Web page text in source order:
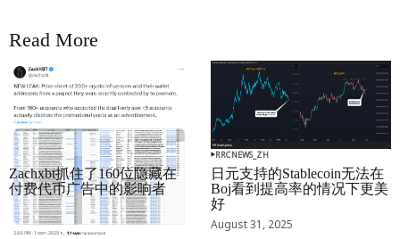
Read More
RRCNEWS_ZH
Zachxbt抓住了160位隐藏在
付费代币广告中的影响者
September 01, 2025
RRCNEWS_ZH
日元支持的Stablecoin无法在
Boj看到提高率的情况下更美
好
August 31, 2025